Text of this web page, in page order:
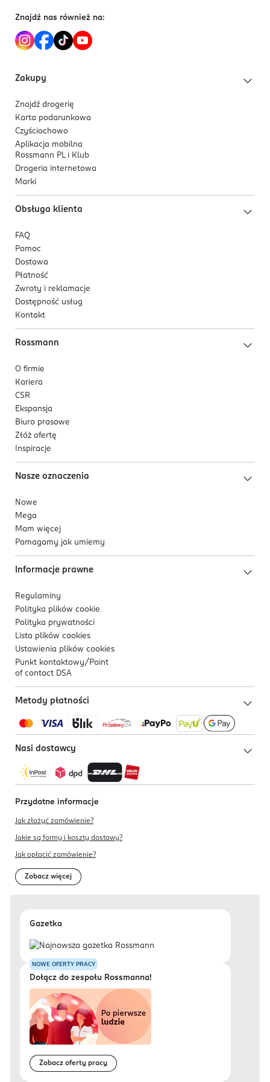
19140, CI 15850, CI 15880, CI 77266, CI 42090, CI 77163,
CI 77510, CI 77007, CI 75470, CI 77288, CI 74260, CI
73360, CI 12085, POLYURETHANE-67,
ALUMINA.
Znajdź nas również na:
Zakupy
Znajdź drogerię
Karta podarunkowa
Czyściochowo
Aplikacja mobilna
Rossmann PL i Klub
Drogeria internetowa
Marki
Obsługa klienta
FAQ
Pomoc
Dostawa
Płatność
Zwroty i reklamacje
Dostępność usług
Kontakt
Rossmann
O firmie
Kariera
CSR
Ekspansja
Biuro prasowe
Złóż ofertę
Inspiracje
Nasze oznaczenia
Nowe
Mega
Mam więcej
Pomagamy jak umiemy
Informacje prawne
Regulaminy
Polityka plików cookie
Polityka prywatności
Lista plików cookies
Ustawienia plików cookies
Punkt kontaktowy/ Point
of contact DSA
Metody płatności
Nasi dostawcy
Przydatne informacje
Jak złożyć zamówienie?
Jakie są formy i koszty dostawy?
Jak opłacić zamówienie?
Zobacz więcej
Gazetka
NOWE OFERTY PRACY
Dołącz do zespołu Rossmanna!
Zobacz oferty pracy